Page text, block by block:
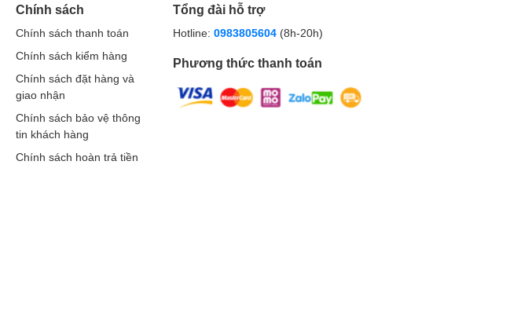
Chính sách
Chính sách thanh toán
Chính sách kiểm hàng
Chính sách đặt hàng và
giao nhận
Chính sách bảo vệ thông
tin khách hàng
Chính sách hoàn trả tiền
Tổng đài hỗ trợ
Hotline: 0983805604 (8h-20h)
Phương thức thanh toán